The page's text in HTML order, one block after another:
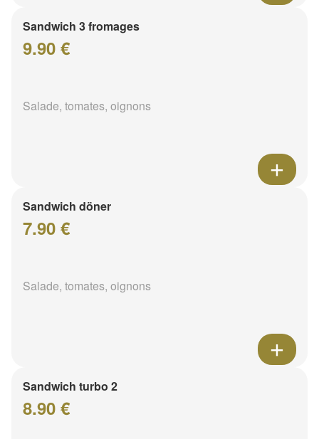
Sandwich 3 fromages
9.90 €
Salade, tomates, oignons
Sandwich döner
7.90 €
Salade, tomates, oignons
Sandwich turbo 2
8.90 €